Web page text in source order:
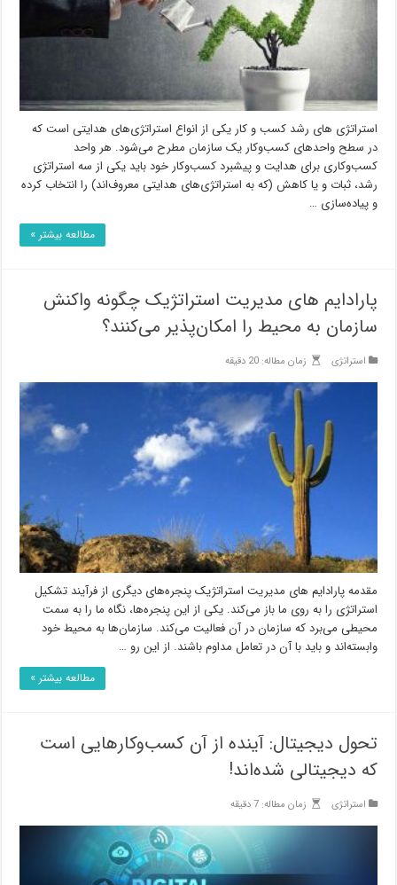
استراتژی های رشد کسب و کار یکی از انواع استراتژی‌های هدایتی است که
در سطح واحدهای کسب‌وکار یک سازمان مطرح می‌شود. هر واحد
کسب‌وکاری برای هدایت و پیشبرد کسب‌وکار خود باید یکی از سه استراتژی
رشد، ثبات و یا کاهش (که به استراتژی‌های هدایتی معروف‌اند) را انتخاب کرده
و پیاده‌سازی …
مطالعه بیشتر »
پارادایم‌ های مدیریت استراتژیک چگونه واکنش
سازمان به محیط را امکان‌پذیر می‌کنند؟
استراتژی زمان مطاله: 20 دقیقه
مقدمه پارادایم‌ های مدیریت استراتژیک پنجره‌‌های دیگری از فرآیند تشکیل
استراتژی را به روی ما باز می‌کند. یکی از این پنجره‌ها، نگاه ما را به سمت
محیطی می‌برد که سازمان در آن فعالیت می‌کند. سازمان‌ها به محیط خود
وابسته‌اند و باید با آن در تعامل مداوم باشند. از این رو …
مطالعه بیشتر »
تحول دیجیتال: آینده از آن کسب‌وکارهایی است
که دیجیتالی شده‌اند!
استراتژی زمان مطاله: 7 دقیقه